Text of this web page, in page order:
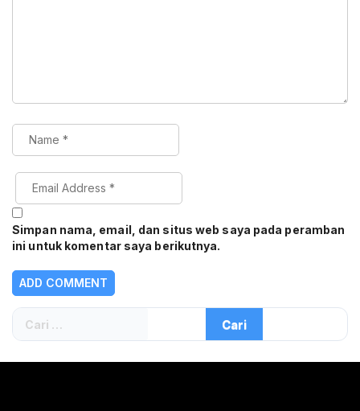
Simpan nama, email, dan situs web saya pada peramban
ini untuk komentar saya berikutnya.
Cari
untuk: